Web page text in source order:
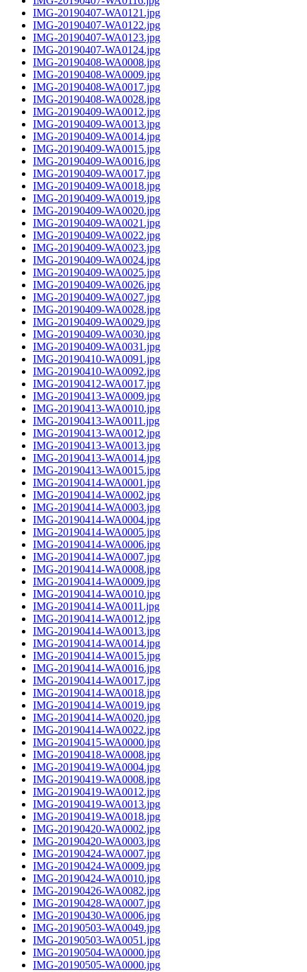
IMG-20190407-WA0121.jpg
IMG-20190407-WA0122.jpg
IMG-20190407-WA0123.jpg
IMG-20190407-WA0124.jpg
IMG-20190408-WA0008.jpg
IMG-20190408-WA0009.jpg
IMG-20190408-WA0017.jpg
IMG-20190408-WA0028.jpg
IMG-20190409-WA0012.jpg
IMG-20190409-WA0013.jpg
IMG-20190409-WA0014.jpg
IMG-20190409-WA0015.jpg
IMG-20190409-WA0016.jpg
IMG-20190409-WA0017.jpg
IMG-20190409-WA0018.jpg
IMG-20190409-WA0019.jpg
IMG-20190409-WA0020.jpg
IMG-20190409-WA0021.jpg
IMG-20190409-WA0022.jpg
IMG-20190409-WA0023.jpg
IMG-20190409-WA0024.jpg
IMG-20190409-WA0025.jpg
IMG-20190409-WA0026.jpg
IMG-20190409-WA0027.jpg
IMG-20190409-WA0028.jpg
IMG-20190409-WA0029.jpg
IMG-20190409-WA0030.jpg
IMG-20190409-WA0031.jpg
IMG-20190410-WA0091.jpg
IMG-20190410-WA0092.jpg
IMG-20190412-WA0017.jpg
IMG-20190413-WA0009.jpg
IMG-20190413-WA0010.jpg
IMG-20190413-WA0011.jpg
IMG-20190413-WA0012.jpg
IMG-20190413-WA0013.jpg
IMG-20190413-WA0014.jpg
IMG-20190413-WA0015.jpg
IMG-20190414-WA0001.jpg
IMG-20190414-WA0002.jpg
IMG-20190414-WA0003.jpg
IMG-20190414-WA0004.jpg
IMG-20190414-WA0005.jpg
IMG-20190414-WA0006.jpg
IMG-20190414-WA0007.jpg
IMG-20190414-WA0008.jpg
IMG-20190414-WA0009.jpg
IMG-20190414-WA0010.jpg
IMG-20190414-WA0011.jpg
IMG-20190414-WA0012.jpg
IMG-20190414-WA0013.jpg
IMG-20190414-WA0014.jpg
IMG-20190414-WA0015.jpg
IMG-20190414-WA0016.jpg
IMG-20190414-WA0017.jpg
IMG-20190414-WA0018.jpg
IMG-20190414-WA0019.jpg
IMG-20190414-WA0020.jpg
IMG-20190414-WA0022.jpg
IMG-20190415-WA0000.jpg
IMG-20190418-WA0008.jpg
IMG-20190419-WA0004.jpg
IMG-20190419-WA0008.jpg
IMG-20190419-WA0012.jpg
IMG-20190419-WA0013.jpg
IMG-20190419-WA0018.jpg
IMG-20190420-WA0002.jpg
IMG-20190420-WA0003.jpg
IMG-20190424-WA0007.jpg
IMG-20190424-WA0009.jpg
IMG-20190424-WA0010.jpg
IMG-20190426-WA0082.jpg
IMG-20190428-WA0007.jpg
IMG-20190430-WA0006.jpg
IMG-20190503-WA0049.jpg
IMG-20190503-WA0051.jpg
IMG-20190504-WA0000.jpg
IMG-20190505-WA0000.jpg